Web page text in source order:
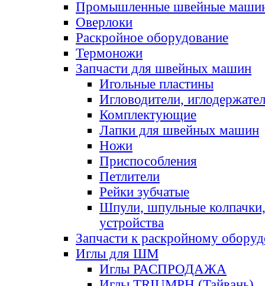
Промышленные швейные
Оверлоки
Раскройное оборудование
Термоножи
Запчасти для швейных машин
Игольные пластины
Игловодители,
Комплектующие
Лапки для швейных машин
Ножи
Приспособления
Петлители
Рейки зубчатые
Шпули, шпульные
устройства
Запчасти к раскройному
Иглы для ШМ
Иглы РАСПРОДАЖА